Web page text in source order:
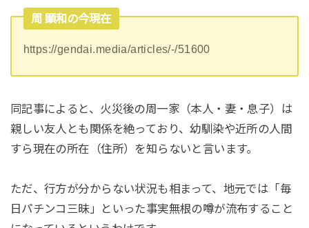
周 顕和の今現在
https://gendai.media/articles/-/51600
同記事によると、火災後の周一家（本人・妻・息子）は
親しい友人とも関係を絶っており、幼馴染や近所の人間
すら現在の所在（住所）を知らないと言います。
ただ、行方が分からない状況も相まって、地元では「毎
日パチンコ三昧」といった事実無根の噂が流布すること